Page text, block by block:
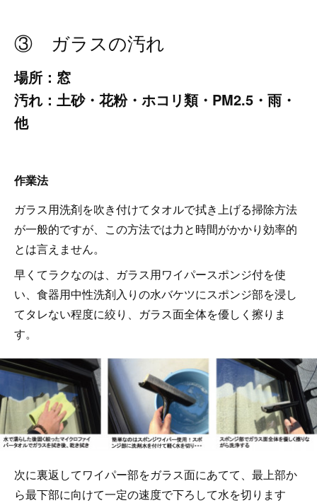
③ ガラスの汚れ
場所：窓
汚れ：土砂・花粉・ホコリ類・PM2.5・雨・
他
作業法
ガラス用洗剤を吹き付けてタオルで拭き上げる掃除方法
が一般的ですが、この方法では力と時間がかかり効率的
とは言えません。
早くてラクなのは、ガラス用ワイパースポンジ付を使
い、食器用中性洗剤入りの水バケツにスポンジ部を浸し
てタレない程度に絞り、ガラス面全体を優しく擦りま
す。
次に裏返してワイパー部をガラス面にあてて、最上部か
ら最下部に向けて一定の速度で下ろして水を切ります